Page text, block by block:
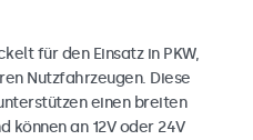
für den Einsatz in PKW,
Nutzfahrzeugen. Diese
einen breiten
können an 12V oder 24V